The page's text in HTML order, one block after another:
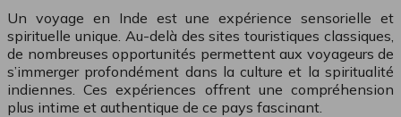
Un voyage en Inde est une expérience sensorielle et
spirituelle unique. Au-delà des sites touristiques classiques,
de nombreuses opportunités permettent aux voyageurs de
s’immerger profondément dans la culture et la spiritualité
indiennes. Ces expériences offrent une compréhension
plus intime et authentique de ce pays fascinant.